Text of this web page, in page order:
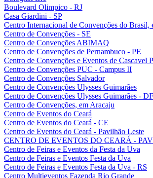
Boulevard Olimpico - RJ
Casa Giardini - SP
Centro Internacional de Convenções do Brasil,
Centro de Convenções - SE
Centro de Convenções ABIMAQ
Centro de Convenções de Pernambuco - PE
Centro de Convenções e Eventos de Cascavel
Centro de Convenções PUC - Campus II
Centro de Convenções Salvador
Centro de Convenções Ulysses Guimarães
Centro de Convenções Ulysses Guimarães - DF
Centro de Convenções, em Aracaju
Centro de Eventos do Ceará
Centro de Eventos do Ceará - CE
Centro de Eventos do Ceará - Pavilhão Leste
CENTRO DE EVENTOS DO CEARÁ -
Centro de Feiras e Eventos da Festa da Uva
Centro de Feiras e Eventos Festa da Uva
Centro de Feiras e Eventos Festa da Uva - RS
Centro Multieventos Fazenda Rio Grande